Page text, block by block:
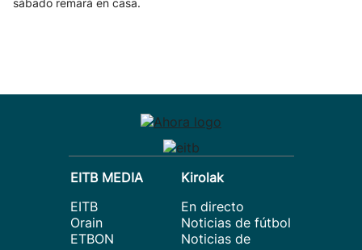
sábado remará en casa.
EITB MEDIA
EITB
Orain
ETBON
Kirolak
En directo
Noticias de fútbol
Noticias de